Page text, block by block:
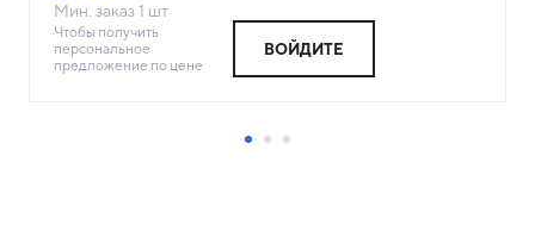
Мин. заказ 1 шт
Чтобы получить
персональное
предложение по цене
ВОЙДИТЕ